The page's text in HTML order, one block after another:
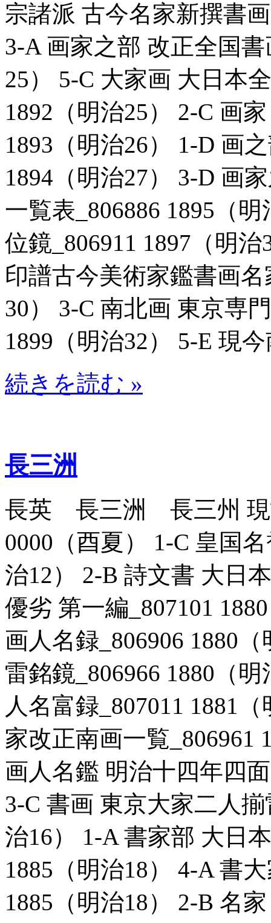
宗諸派 古今名家新撰書
3-A 画家之部 改正全国
25） 5-C 大家画 大日本
1892（明治25） 2-C 画
1893（明治26） 1-D 画
1894（明治27） 3-D 画
一覧表_806886 1895（
位鏡_806911 1897（明
印譜古今美術家鑑書画名
30） 3-C 南北画 東京専
1899（明治32） 5-E 現
続きを読む »
長三洲
長英 長三洲 長三州 現
0000（酉夏） 1-C 皇国
治12） 2-B 詩文書 大日
優劣 第一編_807101
画人名録_806906 1880
雷銘鏡_806966 1880（
人名富録_807011 1881
家改正南画一覧_806961
画人名鑑 明治十四年四
3-C 書画 東京大家二人
治16） 1-A 書家部 大日
1885（明治18） 4-A 書
1885（明治18） 2-B 名